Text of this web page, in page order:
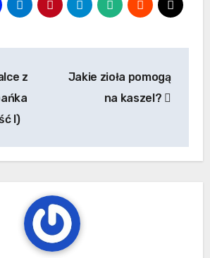
z
I)
Jakie zioła pomogą
na kaszel?